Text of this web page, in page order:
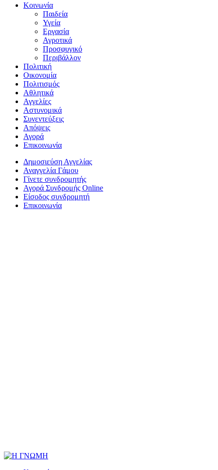
Κοινωνία
Παιδεία
Υγεία
Εργασία
Αγροτικά
Προσφυγικό
Περιβάλλον
Πολιτική
Οικονομία
Πολιτισμός
Αθλητικά
Αγγελίες
Αστυνομικά
Συνεντεύξεις
Απόψεις
Αγορά
Επικοινωνία
Δημοσιεύση Αγγελίας
Αναγγελία Γάμου
Γίνετε συνδρομητής
Αγορά Συνδρομής Online
Είσοδος συνδρομητή
Επικοινωνία